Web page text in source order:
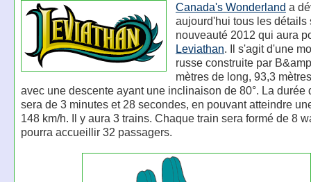
Canada's Wonderland a
aujourd'hui tous les détails
nouveauté 2012 qui aura
Leviathan. Il s'agit d'une
russe construite par
mètres de long, 93,3
avec une descente ayant une inclinaison de 80°. La durée
sera de 3 minutes et 28 secondes, en pouvant atteindre
148 km/h. Il y aura 3 trains. Chaque train sera formé de 8
pourra accueillir 32 passagers.